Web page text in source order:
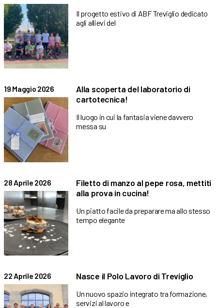
Il progetto estivo di ABF Treviglio dedicato
agli allievi del
19 Maggio 2026
Alla scoperta del laboratorio di
cartotecnica!
Il luogo in cui la fantasia viene davvero
messa su
28 Aprile 2026
Filetto di manzo al pepe rosa, mettiti
alla prova in cucina!
Un piatto facile da preparare ma allo stesso
tempo elegante
22 Aprile 2026 Nasce il Polo Lavoro di Treviglio
Un nuovo spazio integrato tra formazione,
servizi al lavoro e